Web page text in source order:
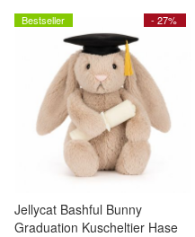
- 27%
Bestseller
Jellycat Bashful Bunny
Graduation Kuscheltier Hase